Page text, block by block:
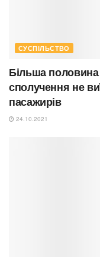
СУСПІЛЬСТВО
Більша половина
сполучення не
пасажирів
24.10.2021